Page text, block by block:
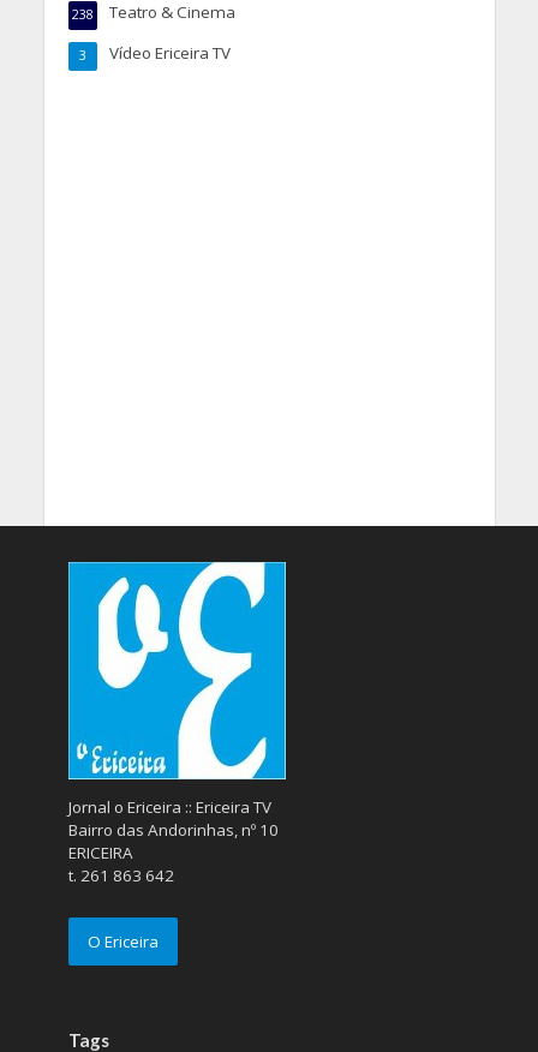
Teatro & Cinema
238
Vídeo Ericeira TV
3
Jornal o Ericeira :: Ericeira TV
Bairro das Andorinhas, nº 10
ERICEIRA
t. 261 863 642
O Ericeira
Tags